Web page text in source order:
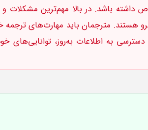
داشته باشد. در بالا مهم‌ترین
هستند. مترجمان باید مهارت‌های
دسترسی به اطلاعات به‌روز، توانایی‌های